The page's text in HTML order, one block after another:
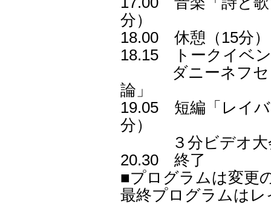
分）
18.00 休憩（15分）
18.15 トークイベ
ダニーネフセタ
論」
19.05 短編「レイ
分）
３分ビデオ大
20.30 終了
■プログラムは変更
最終プログラムは